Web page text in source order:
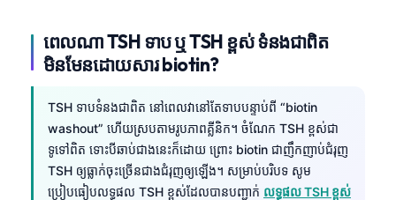
ពេលណា TSH ទាប ឬ TSH ខ្ពស់ ទំនងជាពិត
មិនមែនដោយសារ biotin?
TSH ទាបទំនងជាពិត នៅពេលវានៅតែទាបបន្ទាប់ពី “biotin
washout” ហើយស្របតាមរូបភាពគ្លីនិក។ ចំណែក TSH ខ្ពស់ជា
ទូទៅពិត ទោះបីឆាប់ជាងនេះក៏ដោយ ព្រោះ biotin ជាញឹកញាប់ជំរុញ
TSH ឲ្យធ្លាក់ចុះច្រើនជាងជំរុញឲ្យឡើង។ សម្រាប់បរិបទ សូម
ប្រៀបធៀបលទ្ធផល TSH ខ្ពស់ដែលបានបញ្ជាក់ លទ្ធផល TSH ខ្ពស់
فارسی
Български
Dansk
Nederlands
हिन्दी
Bahasa Indonesia